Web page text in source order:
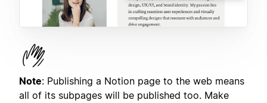
Note: Publishing a Notion page to the web means
all of its subpages will be published too. Make